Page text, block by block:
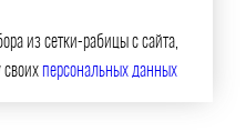
из сетки-рабицы с сайта,
своихперсональных данных